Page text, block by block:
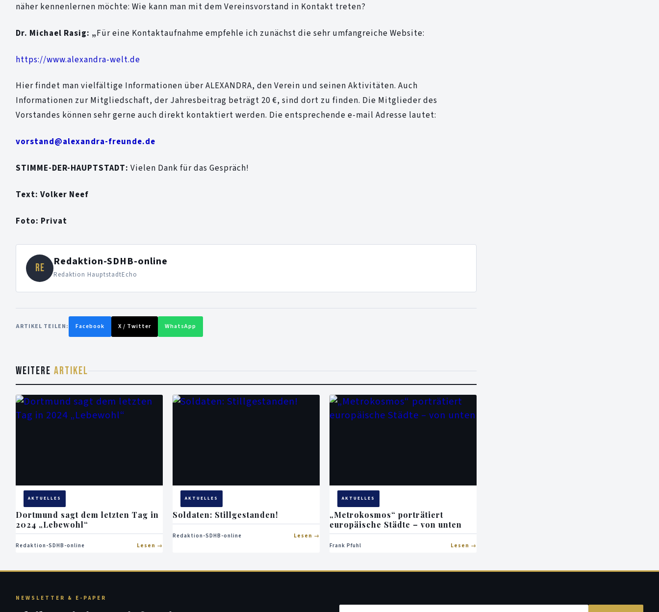
näher kennenlernen möchte: Wie kann man mit dem Vereinsvorstand in Kontakt treten?
Dr. Michael Rasig: „Für eine Kontaktaufnahme empfehle ich zunächst die sehr umfangreiche Website:
https://www.alexandra-welt.de
Hier findet man vielfältige Informationen über ALEXANDRA, den Verein und seinen Aktivitäten. Auch
Informationen zur Mitgliedschaft, der Jahresbeitrag beträgt 20 €, sind dort zu finden. Die Mitglieder des
Vorstandes können sehr gerne auch direkt kontaktiert werden. Die entsprechende e-mail Adresse lautet:
vorstand@alexandra-freunde.de
STIMME-DER-HAUPTSTADT: Vielen Dank für das Gespräch!
Text: Volker Neef
Foto: Privat
RE Redaktion-SDHB-online
Redaktion HauptstadtEcho
ARTIKEL TEILEN: Facebook X / Twitter WhatsApp
WEITERE ARTIKEL
AKTUELLES
Dortmund sagt dem letzten Tag in
2024 „Lebewohl“
Redaktion-SDHB-online Lesen
AKTUELLES
Soldaten: Stillgestanden!
Redaktion-SDHB-online Lesen
AKTUELLES
„Metrokosmos“ porträtiert
europäische Städte – von unten
Frank Pfuhl Lesen
NEWSLETTER & E-PAPER